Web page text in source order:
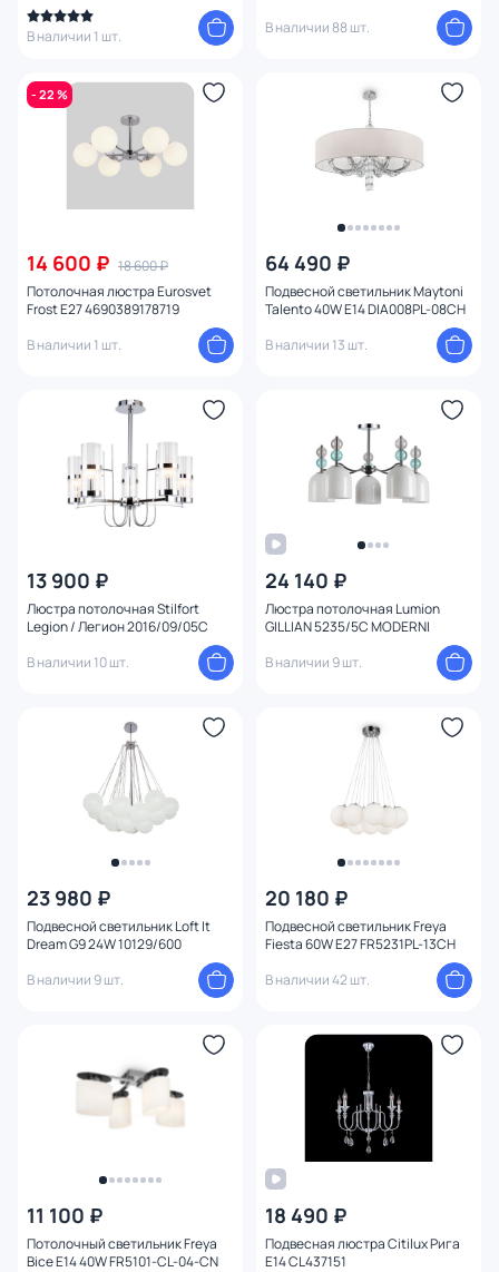
В наличии 1 шт. В наличии 88 шт.
- 22 %
14 600 ₽ 18 600 ₽
Потолочная люстра Eurosvet
Frost E27 4690389178719
В наличии 1 шт.
64 490 ₽
Подвесной светильник Maytoni
Talento 40W E14 DIA008PL-08CH
В наличии 13 шт.
13 900 ₽
Люстра потолочная Stilfort
Legion / Легион 2016/09/05C
В наличии 10 шт.
24 140 ₽
Люстра потолочная Lumion
GILLIAN 5235/5C MODERNI
В наличии 9 шт.
23 980 ₽
Подвесной светильник Loft It
Dream G9 24W 10129/600
В наличии 9 шт.
20 180 ₽
Подвесной светильник Freya
Fiesta 60W E27 FR5231PL-13CH
В наличии 42 шт.
11 100 ₽
Потолочный светильник Freya
Bice E14 40W FR5101-CL-04-CN
18 490 ₽
Подвесная люстра Citilux Рига
E14 CL437151